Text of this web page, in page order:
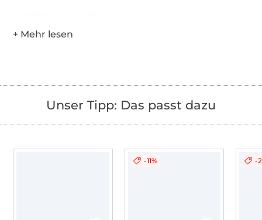
Unser Tipp: Das passt dazu
-11% -